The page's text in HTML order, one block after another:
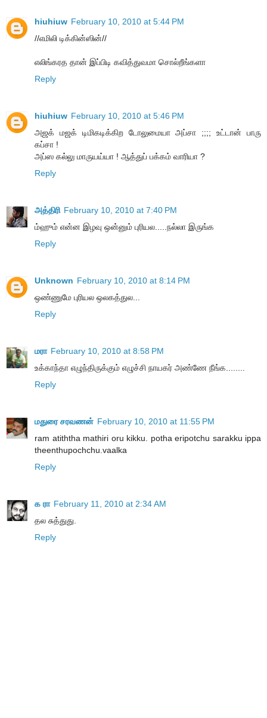
hiuhiuw February 10, 2010 at 5:44 PM
//எமிலி டிக்கின்ஸின்//
எலிங்கரத தான் இப்பிடி கவித்துவமா சொல்றீங்களா
Reply
hiuhiuw February 10, 2010 at 5:46 PM
அஜக் மஜக் டிமிகடிக்கிற டோலுமையா அப்சா ;;;; உட்டான் பாரு
கப்சா !
அப்ஸ கல்லு மாருயய்யா ! ஆத்துப் பக்கம் வாரியா ?
Reply
அத்திரி February 10, 2010 at 7:40 PM
ம்ஹும் என்ன இழவு ஒன்னும் புரியல.....நல்லா இருங்க
Reply
Unknown February 10, 2010 at 8:14 PM
ஒண்ணுமே புரியல ஒலகத்துல...
Reply
மரா February 10, 2010 at 8:58 PM
உக்காந்தா எழுந்திருக்கும் எழுச்சி நாயகர் அண்ணே நீங்க........
Reply
மதுரை சரவணன் February 10, 2010 at 11:55 PM
ram atiththa mathiri oru kikku. potha eripotchu sarakku ippa
theenthupochchu.vaalka
Reply
க ரா February 11, 2010 at 2:34 AM
தல சுத்துது.
Reply